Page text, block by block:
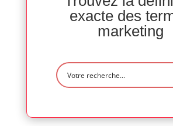
exacte des
marketing